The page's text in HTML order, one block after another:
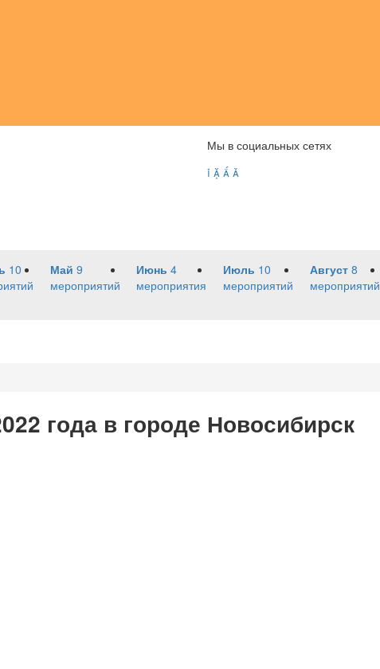
Мы в социальных сетях
   
10
Май 9
мероприятий
Июнь 4
мероприятия
Июль 10
мероприятий
Август 8
мероприятий
года в городе Новосибирск